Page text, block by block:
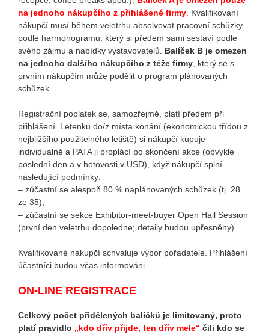
na jednoho nákupčího z přihlášené firmy Kvalifikovaní
nákupčí musí během veletrhu absolvovat pracovní schůzky
podle harmonogramu, který si předem sami sestaví podle
svého zájmu a nabídky vystavovatelů. Balíček B je omezen
na jednoho dalšího nákupčího z téže firmy , který se s
prvním nákupčím může podělit o program plánovaných
schůzek.
Registrační poplatek se, samozřejmě, platí předem při
přihlášení. Letenku do/z místa konání (ekonomickou třídou z
nejbližšího použitelného letiště) si nákupčí kupuje
individuálně a PATA ji proplácí po skončení akce (obvykle
poslední den a v hotovosti v USD), když nákupčí splní
následující podmínky:
– zúčastní se alespoň 80 % naplánovaných schůzek (tj. 28
ze 35),
– zúčastní se sekce Exhibitor-meet-buyer Open Hall Session
(první den veletrhu dopoledne; detaily budou upřesněny).
Kvalifikované nákupčí schvaluje výbor pořadatele. Přihlášení
účastníci budou včas informováni.
ON-LINE REGISTRACE
Celkový počet přidělených balíčků je limitovaný, proto
platí pravidlo „kdo dřív přijde, ten dřív mele“ čili kdo se